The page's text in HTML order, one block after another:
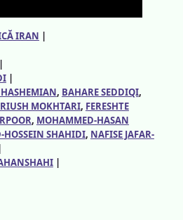
IRAN |
|
, BAHARE SEDDIQI
MOKHTARI, FERESHTE
, MOHAMMED-HASAN
HOSSEIN SHAHIDI, NAFISE JAFAR-
|